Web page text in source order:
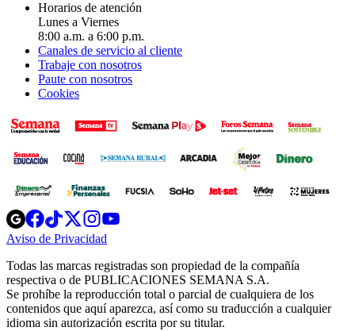
Horarios de atención
Lunes a Viernes
8:00 a.m. a 6:00 p.m.
Canales de servicio al cliente
Trabaje con nosotros
Paute con nosotros
Cookies
Opens
in
new
Opens
in
new
Opens
in
new
window
Opens
new
windowwindow
Aviso de Privacidad
new
window
Todas las marcas registradas son propiedad de la compañía
respectiva o de PUBLICACIONES SEMANA S.A.
Se prohíbe la reproducción total o parcial de cualquiera de los
contenidos que aquí aparezca, así como su traducción a cualquier
idioma sin autorización escrita por su titular.